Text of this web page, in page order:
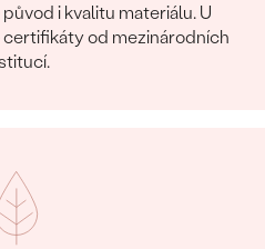
i kvalitu materiálu. U
od mezinárodních